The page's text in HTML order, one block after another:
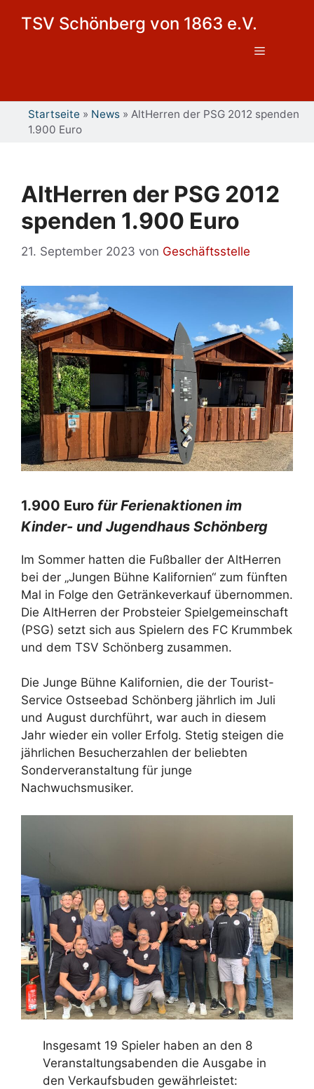
TSV Schönberg von 1863 e.V.
Menü
Startseite » News » AltHerren der PSG 2012 spenden
1.900 Euro
AltHerren der PSG 2012
spenden 1.900 Euro
21. September 2023 von Geschäftsstelle
1.900 Euro für Ferienaktionen im
Kinder- und Jugendhaus Schönberg
Im Sommer hatten die Fußballer der AltHerren
bei der „Jungen Bühne Kalifornien“ zum fünften
Mal in Folge den Getränkeverkauf übernommen.
Die AltHerren der Probsteier Spielgemeinschaft
(PSG) setzt sich aus Spielern des FC Krummbek
und dem TSV Schönberg zusammen.
Die Junge Bühne Kalifornien, die der Tourist-
Service Ostseebad Schönberg jährlich im Juli
und August durchführt, war auch in diesem
Jahr wieder ein voller Erfolg. Stetig steigen die
jährlichen Besucherzahlen der beliebten
Sonderveranstaltung für junge
Nachwuchsmusiker.
Insgesamt 19 Spieler haben an den 8
Veranstaltungsabenden die Ausgabe in
den Verkaufsbuden gewährleistet: